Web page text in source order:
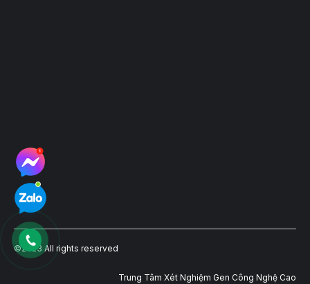
©2023 All rights reserved
Trung Tâm Xét Nghiệm Gen Công Nghệ Cao